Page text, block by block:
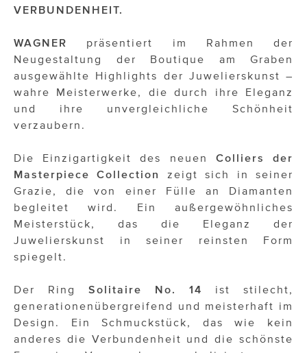
VERBUNDENHEIT.
WAGNER
präsentiert im Rahmen der
Neugestaltung der Boutique am Graben
ausgewählte Highlights der Juwelierskunst –
wahre Meisterwerke, die durch ihre Eleganz
und ihre unvergleichliche Schönheit
verzaubern.
Die Einzigartigkeit des neuen Colliers der
Masterpiece Collection
zeigt sich in seiner
Grazie, die von einer Fülle an Diamanten
begleitet wird. Ein außergewöhnliches
Meisterstück, das die Eleganz der
Juwelierskunst in seiner reinsten Form
spiegelt.
Der Ring Solitaire No. 14
ist stilecht,
generationenübergreifend und meisterhaft im
Design. Ein Schmuckstück, das wie kein
anderes die Verbundenheit und die schönste